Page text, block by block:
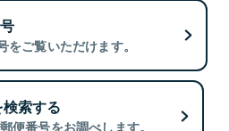
ご覧いただけます。
索する
便番号をお調べします。